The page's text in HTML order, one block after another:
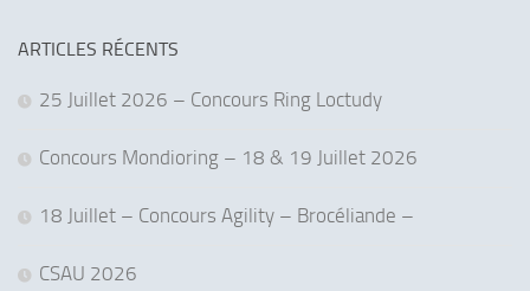
ARTICLES RÉCENTS
25 Juillet 2026 – Concours Ring Loctudy
Concours Mondioring – 18 & 19 Juillet 2026
18 Juillet – Concours Agility – Brocéliande –
CSAU 2026